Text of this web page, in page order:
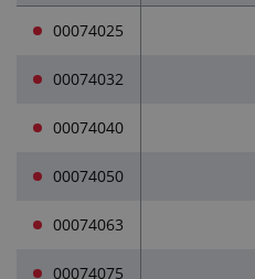
Přečtěte si (2)
00074025
00074032
00074040
00074050
00074063
00074075